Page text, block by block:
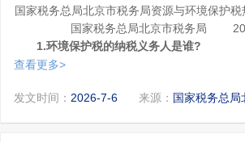
时所支付价款中包含的增值税计入财产原值
除的税费不包括本次转让缴纳的增值税。
自2022年10月1日至2027年12月31日，对
住房出售后1年内在市场重新购买住房的纳税
缴纳的个人所得税予以退税优惠。其中，新购
现住房转让金额的，全部退还已缴纳的个人所
3.取得全年一次性奖金在办理年度汇算时
国家税务总局北京市税务局资源与环境保护
国家税务总局北京市税务局
1.环境保护税的纳税义务人是谁?
答：根据《中华人民共和国环境保护税法
和国管辖的其他海域，直接向环境排放应税污
查看更多>
发文时间： 2026-7-6 来源： 国家税务总局